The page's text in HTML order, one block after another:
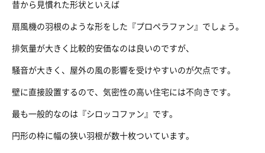
昔から見慣れた形状といえば
扇風機の羽根のような形をした『プロペラファン』でしょう。
排気量が大きく比較的安価なのは良いのですが、
騒音が大きく、屋外の風の影響を受けやすいのが欠点です。
壁に直接設置するので、気密性の高い住宅には不向きです。
最も一般的なのは『シロッコファン』です。
円形の枠に幅の狭い羽根が数十枚ついています。